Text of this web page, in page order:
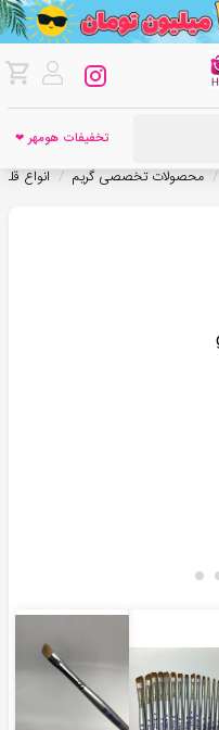
تخفیفات هومهر ❤
/ محصولات تخصصی گریم / انواع